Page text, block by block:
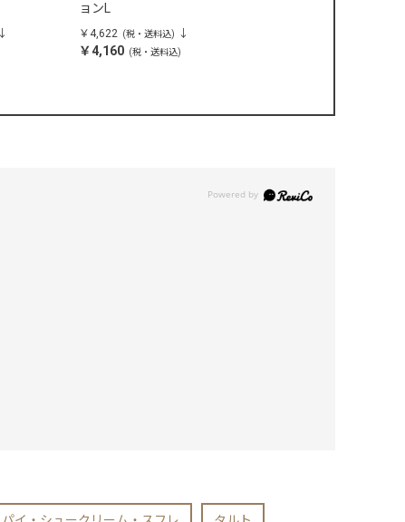
ョンL
￥4,622 (税・送料込)
￥4,160 (税・送料込)